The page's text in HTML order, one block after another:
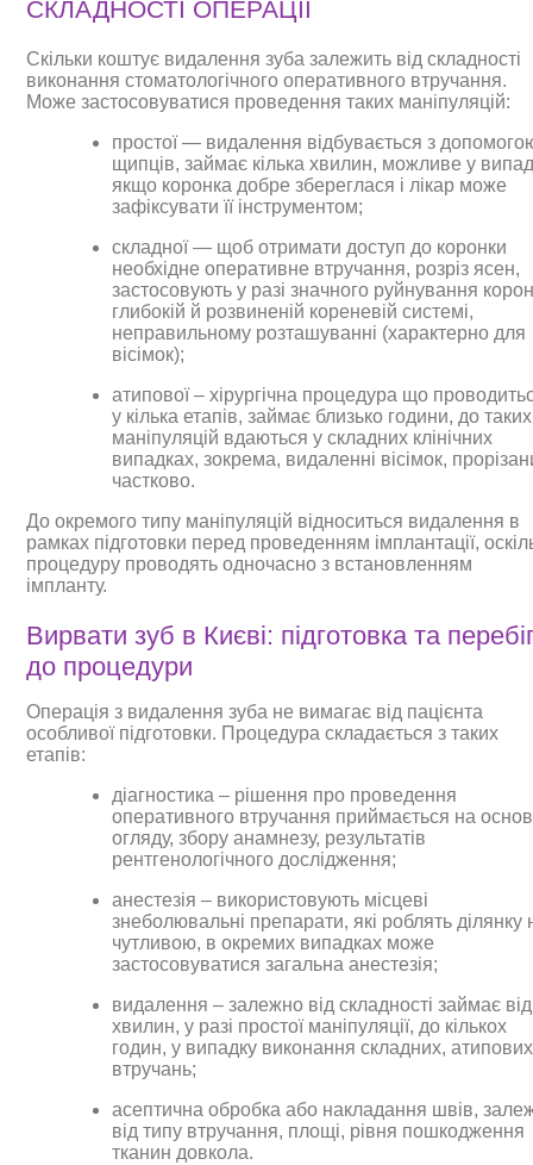
СКЛАДНОСТІ ОПЕРАЦІЇ
Скільки коштує видалення зуба залежить від складності
виконання стоматологічного оперативного втручання.
Може застосовуватися проведення таких маніпуляцій:
простої — видалення відбувається з
щипців, займає кілька хвилин, можливе у
якщо коронка добре збереглася і лікар може
зафіксувати її інструментом;
складної — щоб отримати доступ до коронки
необхідне оперативне втручання, розріз ясен,
застосовують у разі значного руйнування
глибокій й розвиненій кореневій системі,
неправильному розташуванні (характерно для
вісімок);
атипової – хірургічна процедура що
у кілька етапів, займає близько години, до таких
маніпуляцій вдаються у складних клінічних
випадках, зокрема, видаленні вісімок,
частково.
До окремого типу маніпуляцій відноситься видалення в
рамках підготовки перед проведенням імплантації,
процедуру проводять одночасно з встановленням
імпланту.
Вирвати зуб в Києві: підготовка та
до процедури
Операція з видалення зуба не вимагає від пацієнта
особливої підготовки. Процедура складається з таких
етапів:
діагностика – рішення про проведення
оперативного втручання приймається на
огляду, збору анамнезу, результатів
рентгенологічного дослідження;
анестезія – використовують місцеві
знеболювальні препарати, які роблять ділянку
чутливою, в окремих випадках може
застосовуватися загальна анестезія;
видалення – залежно від складності займає
хвилин, у разі простої маніпуляції, до кількох
годин, у випадку виконання складних, атипових
втручань;
асептична обробка або накладання швів,
від типу втручання, площі, рівня пошкодження
тканин довкола.